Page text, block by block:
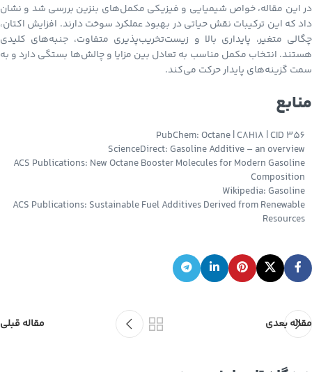
در این مقاله، خواص شیمیایی و فیزیکی مکمل‌های بنزین بررسی شد و نشان
داد که این ترکیبات نقش حیاتی در بهبود عملکرد سوخت دارند. افزایش اکتان،
چگالی متغیر، پایداری بالا و زیست‌تخریب‌پذیری متفاوت، جنبه‌های کلیدی
هستند. انتخاب مکمل مناسب به تعادل بین مزایا و چالش‌ها بستگی دارد و به
سمت گزینه‌های پایدار حرکت می‌کند.
منابع
PubChem: Octane | C8H18 | CID 356
ScienceDirect: Gasoline Additive – an overview
ACS Publications: New Octane Booster Molecules for Modern Gasoline
Composition
Wikipedia: Gasoline
ACS Publications: Sustainable Fuel Additives Derived from Renewable
Resources
مقاله بعدی مقاله قبلی